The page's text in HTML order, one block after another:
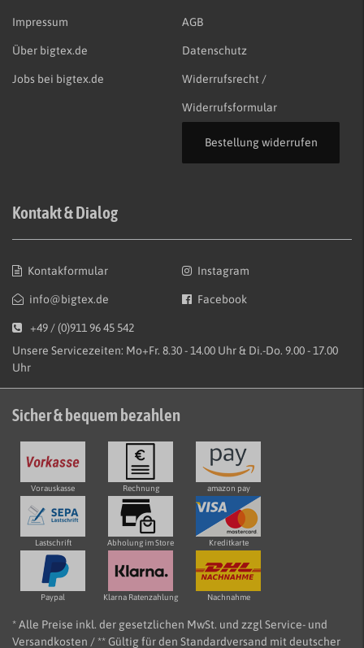
Impressum
Über bigtex.de
Jobs bei bigtex.de
AGB
Datenschutz
Widerrufsrecht /
Widerrufsformular
Bestellung widerrufen
Kontakt & Dialog
Kontakformular
info@bigtex.de
Instagram
Facebook
+49 / (0)911 96 45 542
Unsere Servicezeiten: Mo+Fr. 8.30 - 14.00 Uhr & Di.-Do. 9.00 - 17.00
Uhr
Sicher & bequem bezahlen
Vorauskasse Rechnung amazon pay
Lastschrift Abholung im Store Kreditkarte
Paypal Klarna Ratenzahlung Nachnahme
* Alle Preise inkl. der gesetzlichen MwSt. und zzgl Service- und
Versandkosten / ** Gültig für den Standardversand mit deutscher